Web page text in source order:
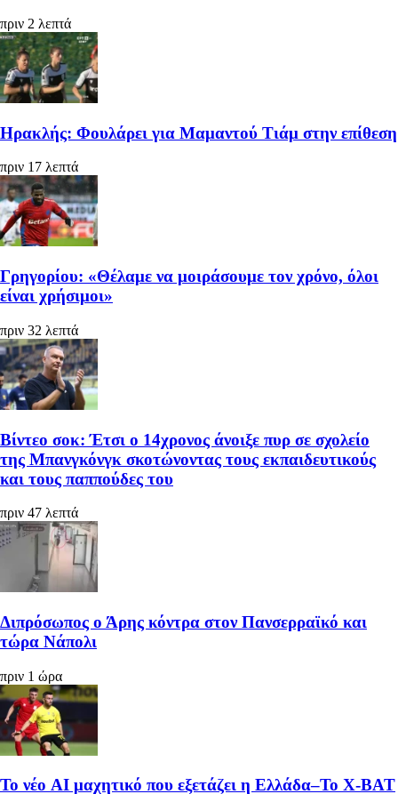
πριν 2 λεπτά
Ηρακλής: Φουλάρει για Μαμαντού Τιάμ στην επίθεση
πριν 17 λεπτά
Γρηγορίου: «Θέλαμε να μοιράσουμε τον χρόνο, όλοι
είναι χρήσιμοι»
πριν 32 λεπτά
Βίντεο σοκ: Έτσι ο 14χρονος άνοιξε πυρ σε σχολείο
της Μπανγκόνγκ σκοτώνοντας τους εκπαιδευτικούς
και τους παππούδες του
πριν 47 λεπτά
Διπρόσωπος ο Άρης κόντρα στον Πανσερραϊκό και
τώρα Νάπολι
πριν 1 ώρα
Το νέο AI μαχητικό που εξετάζει η Ελλάδα–Το X-BAT